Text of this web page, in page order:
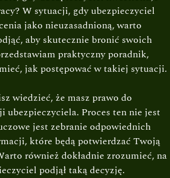
W sytuacji, gdy ubezpieczyciel
jako nieuzasadnioną, warto
aby skutecznie bronić swoich
praktyczny poradnik,
jak postępować w takiej sytuacji.
wiedzieć, że masz prawo do
ubezpieczyciela. Proces ten nie jest
jest zebranie odpowiednich
które będą potwierdzać Twoją
również dokładnie zrozumieć, na
podjął taką decyzję.